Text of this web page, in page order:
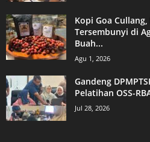
Kopi Goa
Tersembunyi di
Buah...
Agu 1, 2026
Gandeng
Pelatihan OSS-
Jul 28, 2026